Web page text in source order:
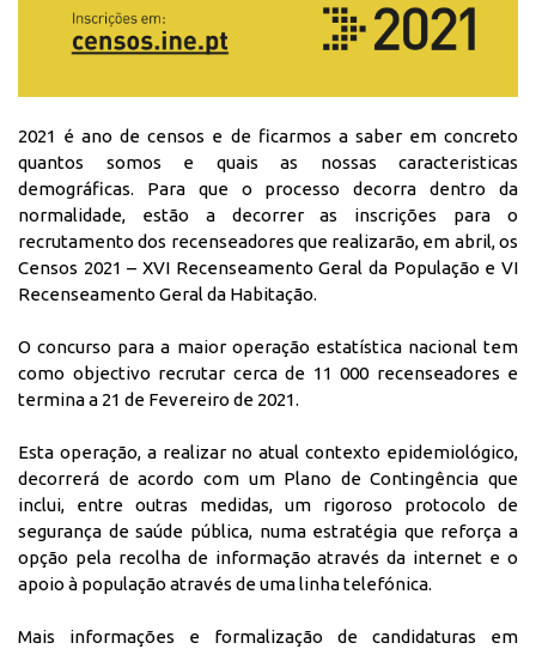
2021 é ano de censos e de ficarmos a saber em concreto
quantos somos e quais as nossas caracteristicas
demográficas. Para que o processo decorra dentro da
normalidade, estão a decorrer as inscrições para o
recrutamento dos recenseadores que realizarão, em abril, os
Censos 2021 – XVI Recenseamento Geral da População e VI
Recenseamento Geral da Habitação.
O concurso para a maior operação estatística nacional tem
como objectivo recrutar cerca de 11 000 recenseadores e
termina a 21 de Fevereiro de 2021.
Esta operação, a realizar no atual contexto epidemiológico,
decorrerá de acordo com um Plano de Contingência que
inclui, entre outras medidas, um rigoroso protocolo de
segurança de saúde pública, numa estratégia que reforça a
opção pela recolha de informação através da internet e o
apoio à população através de uma linha telefónica.
Mais informações e formalização de candidaturas em